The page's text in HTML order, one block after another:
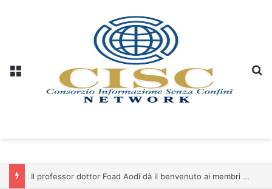
Il professor dottor Foad Aodi dà il benvenuto ai membri del Comitato per le Scienze delle Piramidi e le Scienze Archeologiche…